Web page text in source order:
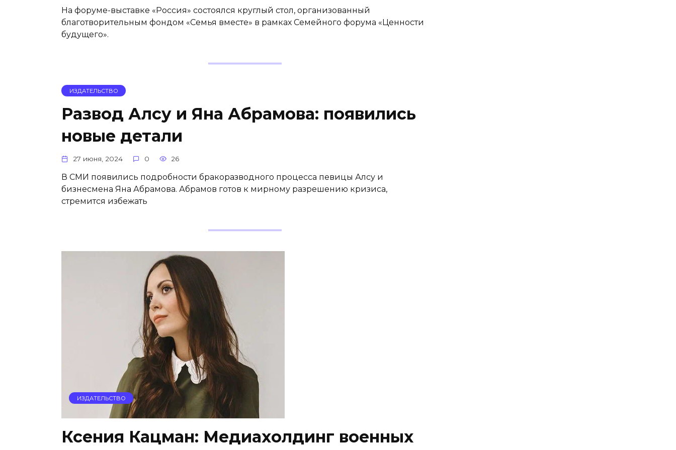
На форуме-выставке «Россия» состоялся круглый стол, организованный
благотворительным фондом «Семья вместе» в рамках Семейного форума «Ценности
будущего».
ИЗДАТЕЛЬСТВО
Развод Алсу и Яна Абрамова: появились
новые детали
27 июня, 2024 0 26
В СМИ появились подробности бракоразводного процесса певицы Алсу и
бизнесмена Яна Абрамова. Абрамов готов к мирному разрешению кризиса,
стремится избежать
ИЗДАТЕЛЬСТВО
Ксения Кацман: Медиахолдинг военных